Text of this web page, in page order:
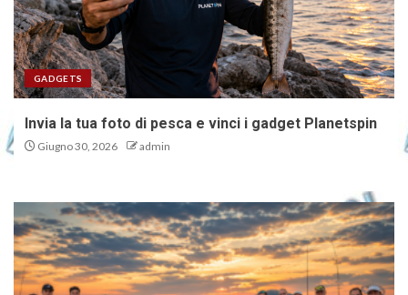
GADGETS
Invia la tua foto di pesca e vinci i gadget Planetspin
Giugno 30, 2026 admin